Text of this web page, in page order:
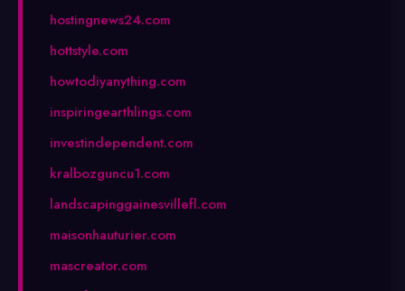
hostingnews24.com
hottstyle.com
howtodiyanything.com
inspiringearthlings.com
investindependent.com
kralbozguncu1.com
landscapinggainesvillefl.com
maisonhauturier.com
mascreator.com